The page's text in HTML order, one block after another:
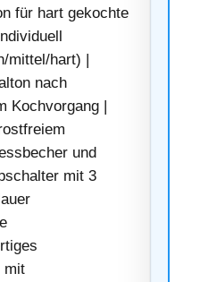
für hart gekochte
mittel/hart) |
nach
Kochvorgang |
und
mit 3
mit